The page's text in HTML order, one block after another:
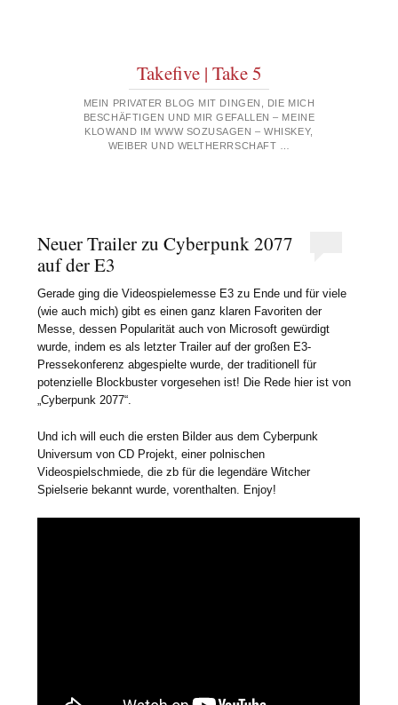
Takefive | Take 5
MEIN PRIVATER BLOG MIT DINGEN, DIE MICH
BESCHÄFTIGEN UND MIR GEFALLEN – MEINE
KLOWAND IM WWW SOZUSAGEN – WHISKEY,
WEIBER UND WELTHERRSCHAFT …
Neuer Trailer zu Cyberpunk 2077
auf der E3
Gerade ging die Videospielemesse E3 zu Ende und für viele
(wie auch mich) gibt es einen ganz klaren Favoriten der
Messe, dessen Popularität auch von Microsoft gewürdigt
wurde, indem es als letzter Trailer auf der großen E3-
Pressekonferenz abgespielte wurde, der traditionell für
potenzielle Blockbuster vorgesehen ist! Die Rede hier ist von
„Cyberpunk 2077“.
Und ich will euch die ersten Bilder aus dem Cyberpunk
Universum von CD Projekt, einer polnischen
Videospielschmiede, die zb für die legendäre Witcher
Spielserie bekannt wurde, vorenthalten. Enjoy!